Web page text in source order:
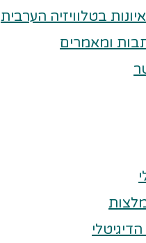
בטלוויזיה הערבית
ומאמרים